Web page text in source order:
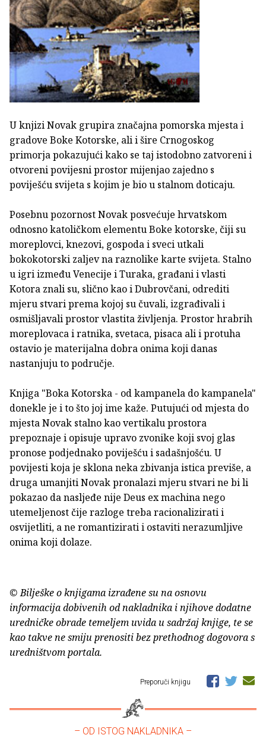
U knjizi Novak grupira značajna pomorska mjesta i
gradove Boke Kotorske, ali i šire Crnogoskog
primorja pokazujući kako se taj istodobno zatvoreni i
otvoreni povijesni prostor mijenjao zajedno s
poviješću svijeta s kojim je bio u stalnom doticaju.
Posebnu pozornost Novak posvećuje hrvatskom
odnosno katoličkom elementu Boke kotorske, čiji su
moreplovci, knezovi, gospoda i sveci utkali
bokokotorski zaljev na raznolike karte svijeta. Stalno
u igri između Venecije i Turaka, građani i vlasti
Kotora znali su, slično kao i Dubrovčani, odrediti
mjeru stvari prema kojoj su čuvali, izgrađivali i
osmišljavali prostor vlastita življenja. Prostor hrabrih
moreplovaca i ratnika, svetaca, pisaca ali i protuha
ostavio je materijalna dobra onima koji danas
nastanjuju to područje.
Knjiga "Boka Kotorska - od kampanela do kampanela"
donekle je i to što joj ime kaže. Putujući od mjesta do
mjesta Novak stalno kao vertikalu prostora
prepoznaje i opisuje upravo zvonike koji svoj glas
pronose podjednako poviješću i sadašnjošću. U
povijesti koja je sklona neka zbivanja istica previše, a
druga umanjiti Novak pronalazi mjeru stvari ne bi li
pokazao da nasljeđe nije Deus ex machina nego
utemeljenost čije razloge treba racionalizirati i
osvijetliti, a ne romantizirati i ostaviti nerazumljive
onima koji dolaze.
© Bilješke o knjigama izrađene su na osnovu
informacija dobivenih od nakladnika i njihove dodatne
uredničke obrade temeljem uvida u sadržaj knjige, te se
kao takve ne smiju prenositi bez prethodnog dogovora s
uredništvom portala.
Preporuči knjigu
– OD ISTOG NAKLADNIKA –